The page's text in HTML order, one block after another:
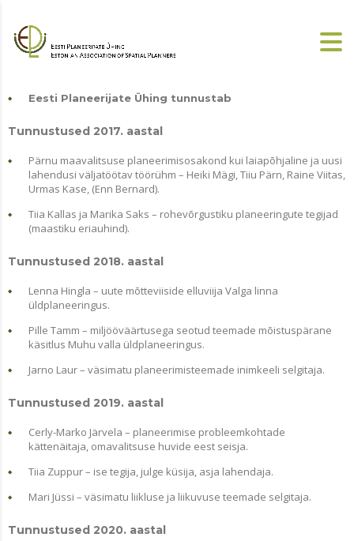
Eesti Planeerijate Ühing tunnustab
Tunnustused 2017. aastal
Pärnu maavalitsuse planeerimisosakond kui laiapõhjaline ja uusi
lahendusi väljatöötav töörühm – Heiki Mägi, Tiiu Pärn, Raine Viitas,
Urmas Kase, (Enn Bernard).
Tiia Kallas ja Marika Saks – rohevõrgustiku planeeringute tegijad
(maastiku eriauhind).
Tunnustused 2018. aastal
Lenna Hingla – uute mõtteviiside elluviija Valga linna
üldplaneeringus.
Pille Tamm – miljööväärtusega seotud teemade mõistuspärane
käsitlus Muhu valla üldplaneeringus.
Jarno Laur – väsimatu planeerimisteemade inimkeeli selgitaja.
Tunnustused 2019. aastal
Cerly-Marko Järvela – planeerimise probleemkohtade
kättenäitaja, omavalitsuse huvide eest seisja.
Tiia Zuppur – ise tegija, julge küsija, asja lahendaja.
Mari Jüssi – väsimatu liikluse ja liikuvuse teemade selgitaja.
Tunnustused 2020. aastal